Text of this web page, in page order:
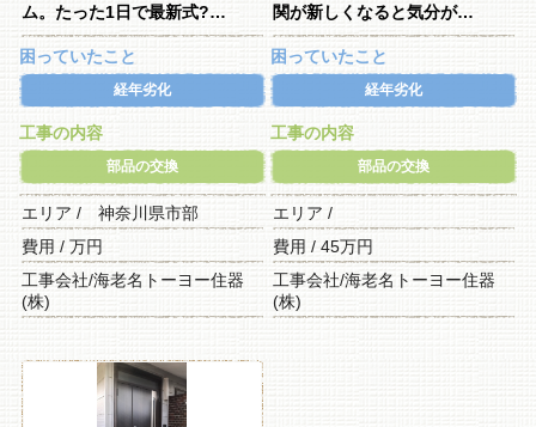
ム。たった1日で最新式?…
困っていたこと
経年劣化
工事の内容
部品の交換
エリア / 神奈川県市部
費用 / 万円
工事会社/海老名トーヨー住器
(株)
関が新しくなると気分が…
困っていたこと
経年劣化
工事の内容
部品の交換
エリア /
費用 / 45万円
工事会社/海老名トーヨー住器
(株)